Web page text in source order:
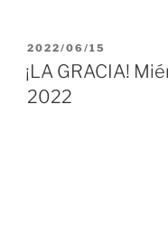
PUBLICADO
EL
2022/06/15
¡LA GRACIA!
2022